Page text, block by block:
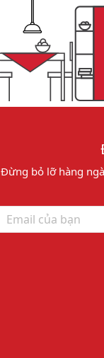
Đừng bỏ lỡ hàng